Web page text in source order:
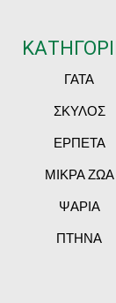
ΓΑΤΑ
ΣΚΥΛΟΣ
ΕΡΠΕΤΑ
ΜΙΚΡΑ ΖΩΑ
ΨΑΡΙΑ
ΠΤΗΝΑ